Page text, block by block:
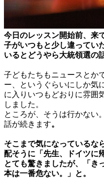
今日のレッスン開始前、来
子がいつもと少し違ってい
いるとどうやら大統領選の
子どもたちもニュースとか
ー、というぐらいにしか気
に入りいつもどおりに雰囲
しました。
ところが、そうは行かない
話が続きます。
そこまで気になっているな
配そうに「先生、ドイツに
とても驚きましたが、「き
本は一番危ない。」と。